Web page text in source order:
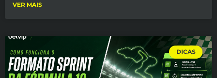
VER MAIS
DICAS